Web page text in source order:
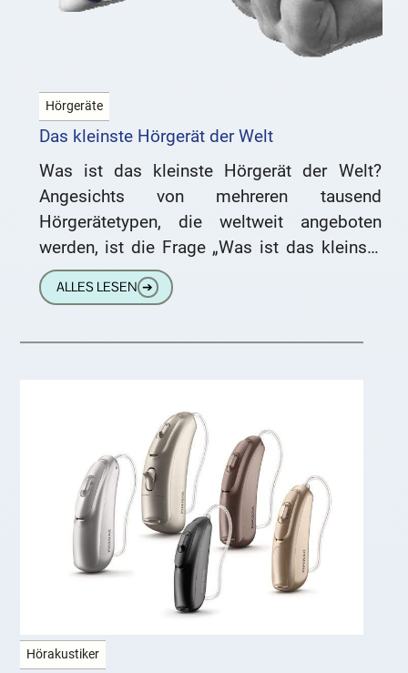
Hörgeräte
Das kleinste Hörgerät der Welt
Was ist das kleinste Hörgerät der Welt?
Angesichts von mehreren tausend
Hörgerätetypen, die weltweit angeboten
werden, ist die Frage „Was ist das kleinste
Hörgerät der Welt?“ gar nicht so einfach
ALLES LESEN ➔
Hörakustiker